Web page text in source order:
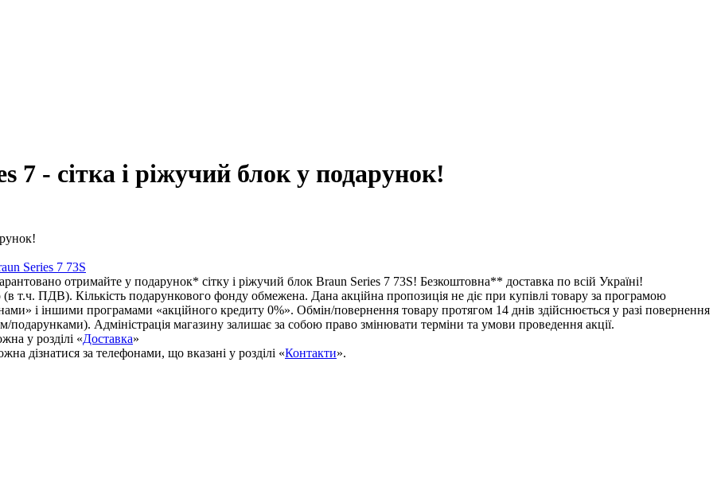
7 - сітка і ріжучий блок у подарунок!
Series 7 73S
отримайте у подарунок* сітку і ріжучий блок Braun Series 7 73S! Безкоштовна** доставка по всій Україні!
т.ч. ПДВ). Кількість подарункового фонду обмежена. Дана акційна пропозиція не діє при купівлі товару за програмою
і іншими програмами «акційного кредиту 0%». Обмін/повернення товару протягом 14 днів здійснюється у разі повернення
подарунками). Адміністрація магазину залишає за собою право змінювати терміни та умови проведення акції.
у розділі «Доставка»
дізнатися за телефонами, що вказані у розділі «Контакти».